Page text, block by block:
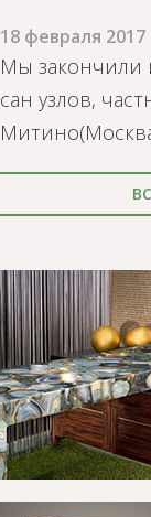
18 февраля 2017
Мы закончили
сан узлов,